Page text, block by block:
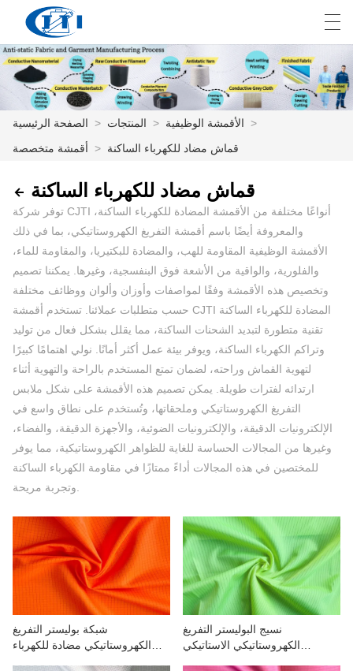
الصفحة الرئيسية
المنتجات
التخصيص
معلومات عنا
أخبار
صناعة
الاتصال بنا
مقاطع الفيديو
العربية česky Deutsch English
الصفحة الرئيسية > المنتجات > الأقمشة الوظيفية >
أقمشة متخصصة > قماش مضاد للكهرباء الساكنة
قماش مضاد للكهرباء الساكنة
توفر شركة CJTI أنواعًا مختلفة من الأقمشة المضادة للكهرباء الساكنة،
والمعروفة أيضًا باسم أقمشة التفريغ الكهروستاتيكي، بما في ذلك
الأقمشة الوظيفية المقاومة للهب، والمضادة للبكتيريا، والمقاومة للماء،
والفلورية، والواقية من الأشعة فوق البنفسجية، وغيرها. يمكننا تصميم
وتخصيص هذه الأقمشة وفقًا لمواصفات وأوزان وألوان ووظائف مختلفة
حسب متطلبات عملائنا. تستخدم أقمشة CJTI المضادة للكهرباء الساكنة
تقنية متطورة لتبديد الشحنات الساكنة، مما يقلل بشكل فعال من توليد
وتراكم الكهرباء الساكنة، ويوفر بيئة عمل أكثر أمانًا. نولي اهتمامًا كبيرًا
لتهوية القماش وراحته، لضمان تمتع المستخدم بالراحة والتهوية أثناء
ارتدائه لفترات طويلة. يمكن تصميم هذه الأقمشة على شكل ملابس
التفريغ الكهروستاتيكي وملحقاتها، وتُستخدم على نطاق واسع في
الإلكترونيات الدقيقة، والإلكترونيات الضوئية، والأجهزة الدقيقة، والفضاء،
وغيرها من المجالات الحساسة للغاية للظواهر الكهروستاتيكية، مما يوفر
للمختصين في هذه المجالات أداءً ممتازًا في مقاومة الكهرباء الساكنة
شبكة بوليستر التفريغ
الكهروستاتيكي مضادة للكهرباء
نسيج البوليستر التفريغ
الكهروستاتيكي الاستاتيكي